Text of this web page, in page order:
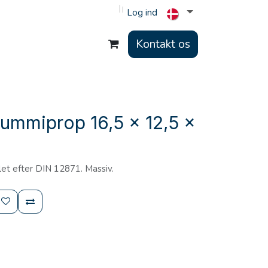
Log ind
Kontakt os
16,5 x 12,5 x
efter DIN 12871. Massiv.